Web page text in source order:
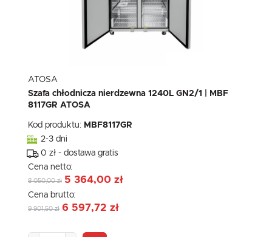
ATOSA
Szafa chłodnicza nierdzewna 1240L GN2/1 | MBF
8117GR ATOSA
Kod produktu: MBF8117GR
2-3 dni
0 zł - dostawa gratis
Cena netto:
8 050,00 zł 5 364,00 zł
Cena brutto:
9 901,50 zł 6 597,72 zł